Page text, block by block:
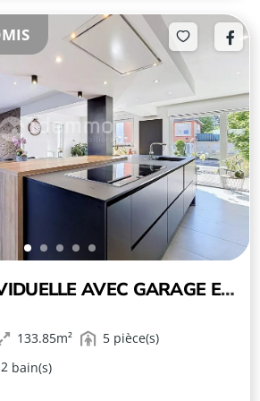
AVEC GARAGE ET
133.85
5
2